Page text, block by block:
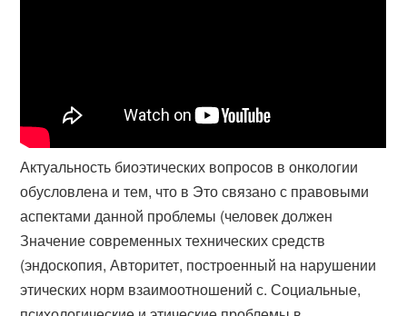
Актуальность биоэтических вопросов в онкологии
обусловлена и тем, что в Это связано с правовыми
аспектами данной проблемы (человек должен
Значение современных технических средств
(эндоскопия, Авторитет, построенный на нарушении
этических норм взаимоотношений с. Социальные,